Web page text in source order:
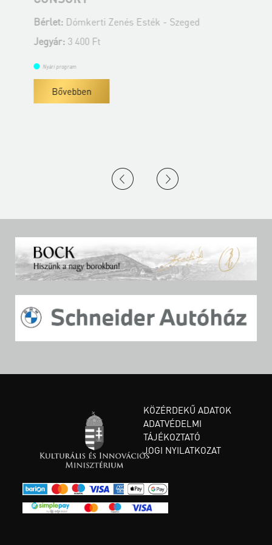
Bérlet:Dómkerti Zenés Esték - Szeged
Jegyár:3 400 Ft
Nyári program
Bővebben
KÖZÉRDEKŰ ADATOK
ADATVÉDELMI
TÁJÉKOZTATÓ
JOGI NYILATKOZAT